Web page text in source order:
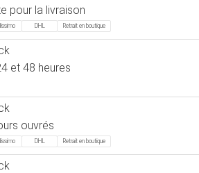
pour la livraison
DHL Retrait en boutique
et 48 heures
ouvrés
DHL Retrait en boutique